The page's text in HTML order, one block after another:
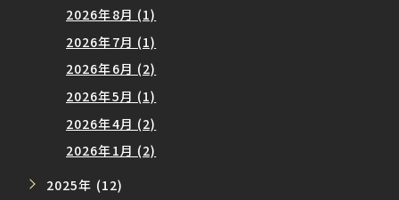
2026年8月 (1)
2026年7月 (1)
2026年6月 (2)
2026年5月 (1)
2026年4月 (2)
2026年1月 (2)
2025年 (12)